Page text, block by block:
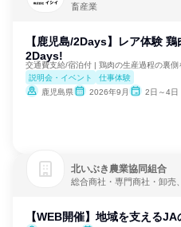
畜産業
【鹿児島/2Days】レア体験
2Days!
交通費支給/宿泊付 | 鶏肉の生産過程の裏側
説明会・イベント
仕事体験
鹿児島県
2026年9月 2日～4日
北いぶき農業協同組合
総合商社・専門商社・卸売
【WEB開催】地域を支える